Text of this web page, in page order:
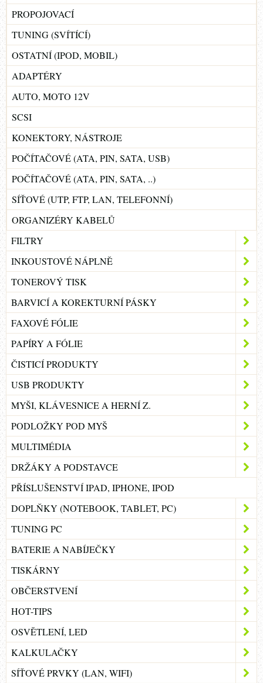
PROPOJOVACÍ
TUNING (SVÍTÍCÍ)
OSTATNÍ (IPOD, MOBIL)
ADAPTÉRY
AUTO, MOTO 12V
SCSI
KONEKTORY, NÁSTROJE
POČÍTAČOVÉ (ATA, PIN, SATA, USB)
POČÍTAČOVÉ (ATA, PIN, SATA, ..)
SÍŤOVÉ (UTP, FTP, LAN, TELEFONNÍ)
ORGANIZÉRY KABELŮ
FILTRY
INKOUSTOVÉ NÁPLNĚ
TONEROVÝ TISK
BARVICÍ A KOREKTURNÍ PÁSKY
FAXOVÉ FÓLIE
PAPÍRY A FÓLIE
ČISTICÍ PRODUKTY
USB PRODUKTY
MYŠI, KLÁVESNICE A HERNÍ Z.
PODLOŽKY POD MYŠ
MULTIMÉDIA
DRŽÁKY A PODSTAVCE
PŘÍSLUŠENSTVÍ IPAD, IPHONE, IPOD
DOPLŇKY (NOTEBOOK, TABLET, PC)
TUNING PC
BATERIE A NABÍJEČKY
TISKÁRNY
OBČERSTVENÍ
HOT-TIPS
OSVĚTLENÍ, LED
KALKULAČKY
SÍŤOVÉ PRVKY (LAN, WIFI)